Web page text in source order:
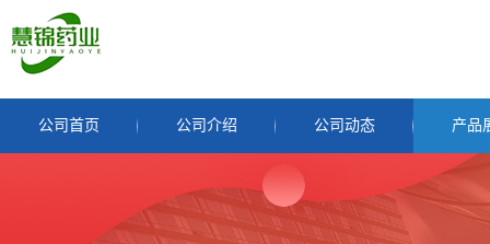
公司首页 公司介绍 公司动态 产品